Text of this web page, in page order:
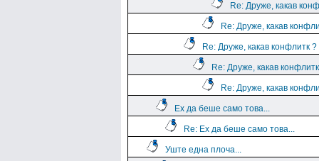
Re: Друже, какав
Re: Друже, какав
Re: Друже, какав конфлитк ?
Re: Друже, какав
Re: Друже, какав
Ех да беше само това...
Re: Ех да беше само това...
Уште една плоча...